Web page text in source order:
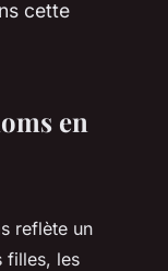
cette
en
reflète un
filles, les